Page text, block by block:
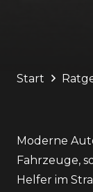
Start
Moderne
Fahrzeuge,
Helfer im